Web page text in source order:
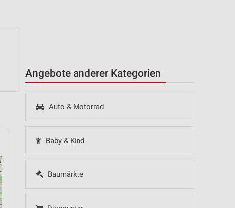
Angebote anderer Kategorien
Auto & Motorrad
Baby & Kind
Baumärkte